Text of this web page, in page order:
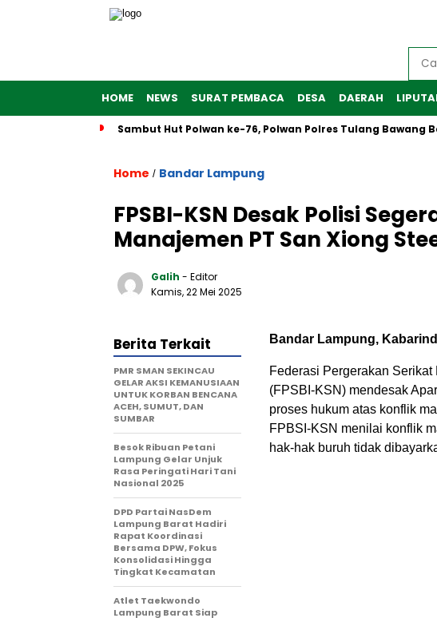
HOME NEWS SURAT PEMBACA DESA DAERAH
Sambut Hut Polwan ke-76, Polwan Polres Tulang Bawang
Home / Bandar Lampung
FPSBI-KSN Desak Polisi
Manajemen PT San Xiong
Galih - Editor
Kamis, 22 Mei 2025
Bandar Lampung,
Federasi Pergerakan
(FPSBI-KSN) mendesak
proses hukum atas konflik
FPBSI-KSN menilai konflik
hak-hak buruh tidak
Berita Terkait
PMR SMAN SEKINCAU
GELAR AKSI KEMANUSIAAN
UNTUK KORBAN BENCANA
ACEH, SUMUT, DAN
SUMBAR
Besok Ribuan Petani
Lampung Gelar Unjuk
Rasa Peringati Hari Tani
Nasional 2025
DPD Partai NasDem
Lampung Barat Hadiri
Rapat Koordinasi
Bersama DPW, Fokus
Konsolidasi Hingga
Tingkat Kecamatan
Atlet Taekwondo
Lampung Barat Siap